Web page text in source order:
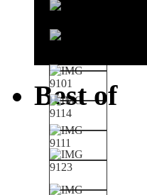
Best of